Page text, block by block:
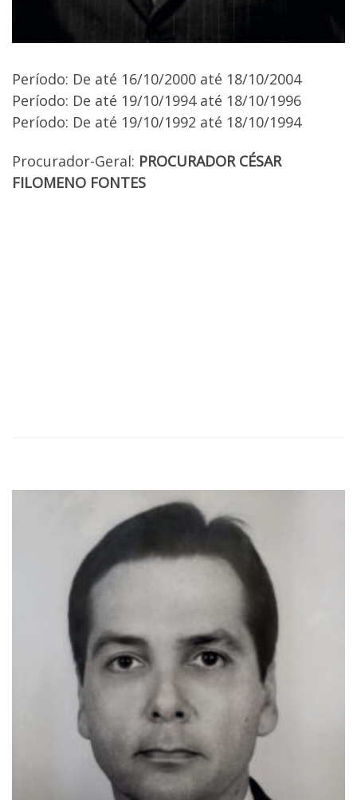
Período: De até 16/10/2000 até 18/10/2004
Período: De até 19/10/1994 até 18/10/1996
Período: De até 19/10/1992 até 18/10/1994
Procurador-Geral: PROCURADOR CÉSAR
FILOMENO FONTES